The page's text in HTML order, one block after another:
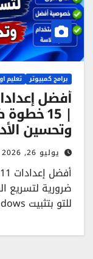
برامج كمبيوتر تعليم
| 15
وتحسين
يوليو 26, 2026
ضرورية لتسريع
للتو بتثبيت Windows…